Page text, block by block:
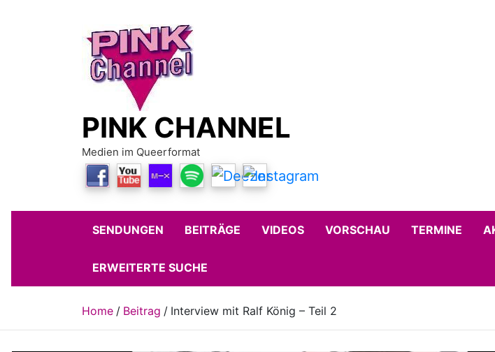
PINK CHANNEL
Medien im Queerformat
SENDUNGEN BEITRÄGE VIDEOS VORSCHAU TERMINE
ERWEITERTE SUCHE
Home Beitrag Interview mit Ralf König – Teil 2